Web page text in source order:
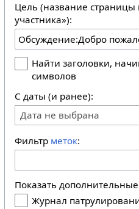
Цель (название страницы
участника»):
Найти заголовки,
символов
С даты (и ранее):
Дата не выбрана
Фильтр меток:
Показать
Журнал